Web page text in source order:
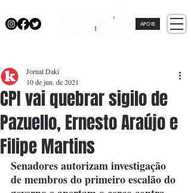
APOIE
CPI vai quebrar sigilo de
Pazuello, Ernesto Araújo e
Filipe Martins
Jornal Daki
10 de jun. de 2021
Senadores autorizam investigação
de membros do primeiro escalão do